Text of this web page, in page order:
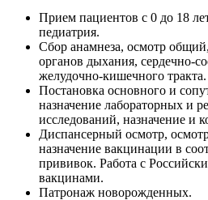
Прием пациентов с 0 до 18
педиатрия.
Сбор анамнеза, осмотр
органов дыхания, сердечно-
желудочно-кишечного тракта.
Постановка основного и
назначение лабораторных и
исследований, назначение и
Диспансерный осмотр,
назначение вакцинации в
прививок. Работа с
вакцинами.
Патронаж новорожденных.